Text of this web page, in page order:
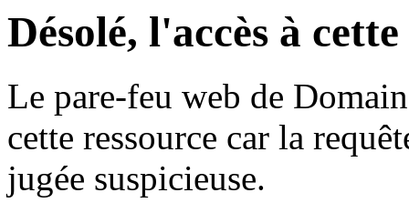
Désolé, l'accès à
Le pare-feu web de
cette ressource car la
jugée suspicieuse.